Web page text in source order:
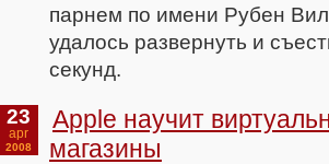
парнем по имени Рубен
удалось развернуть и
секунд.
23
apr
2008
Apple научит
магазины